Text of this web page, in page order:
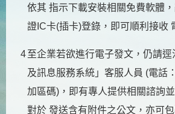
依其 指示下載安裝相關免費軟體
證IC卡(插卡)登錄，即可順利接收
4 至企業若欲進行電子發文，仍請
及訊息服務系統」客服人員 (電話
加區碼)，即有專人提供相關諮詢
對於 發送含有附件之公文，亦可